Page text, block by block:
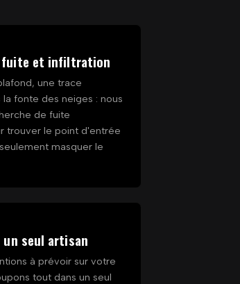
fuite et infiltration
une trace
fonte des neiges : nous
de fuite
trouver le point d'entrée
masquer le
un seul artisan
à prévoir sur votre
tout dans un seul